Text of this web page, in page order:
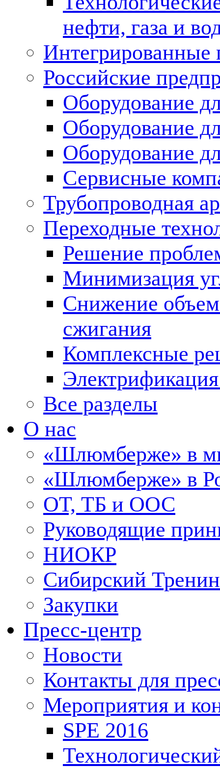
нефти, газа и
Российские
Оборудование
Оборудование
Оборудование
Сервисные
Трубопроводная
Переходные
Решение
Минимизация
Снижение
сжигания
Комплексные
Все разделы
О нас
«Шлюмберже» в
«Шлюмберже» в
ОТ, ТБ и ООС
Руководящие
НИОКР
Сибирский
Закупки
Пресс-центр
Новости
Контакты для
Мероприятия и
SPE 2016